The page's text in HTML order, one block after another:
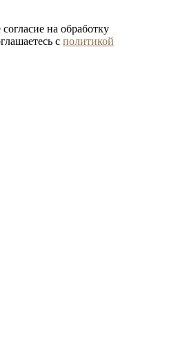
на обработку
с политикой